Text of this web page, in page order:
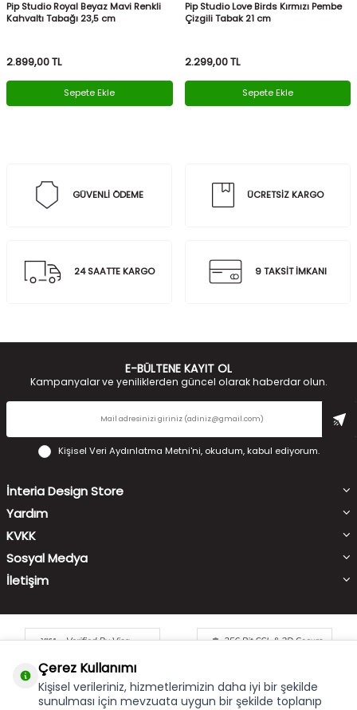
Pip Studio Royal Beyaz Mavi Renkli
Kahvaltı Tabağı 23,5 cm
2.899,00TL
Sepete Ekle
Pip Studio Love Birds Kırmızı Pembe
Çizgili Tabak 21 cm
2.299,00TL
Sepete Ekle
GÜVENLİ ÖDEME ÜCRETSİZ KARGO
24 SAATTE KARGO 9 TAKSİT İMKANI
E-BÜLTENE KAYIT OL
Kampanyalar ve yeniliklerden güncel olarak haberdar olun.
Kişisel Veri Aydınlatma Metni'ni, okudum, kabul ediyorum.
İnteria Design Store
Yardım
KVKK
Sosyal Medya
İletişim
Çerez Kullanımı
Kişisel verileriniz, hizmetlerimizin daha iyi bir şekilde
sunulması için mevzuata uygun bir şekilde toplanıp